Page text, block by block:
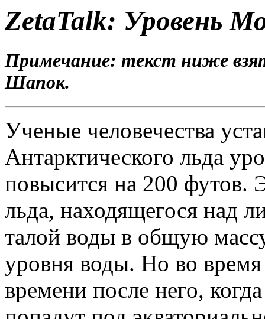
ZetaTalk: Уровень
Примечание: текст ниже
Шапок.
Ученые человечества
Антарктического льда
повысится на 200 футов.
льда, находящегося над
талой воды в общую
уровня воды. Но во время
времени после него,